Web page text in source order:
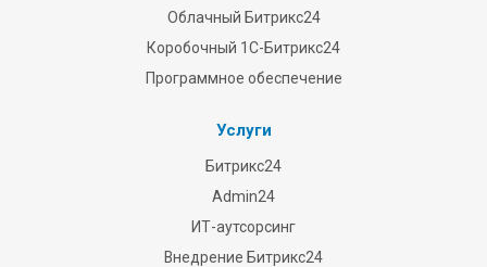
Облачный Битрикс24
Коробочный 1С-Битрикс24
Программное обеспечение
Услуги
Битрикс24
Admin24
ИТ-аутсорсинг
Внедрение Битрикс24